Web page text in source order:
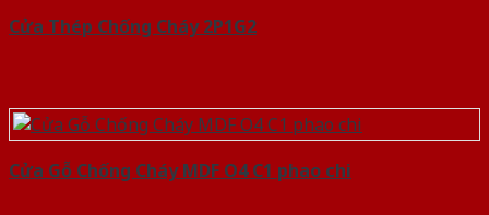
Cửa Thép Chống Cháy 2P1G2
Cửa Gỗ Chống Cháy MDF O4 C1 phao chi